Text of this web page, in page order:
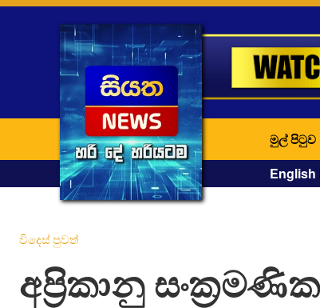
මුල් පිටුව
English
විදෙස් පුවත්
අප්‍රිකානු